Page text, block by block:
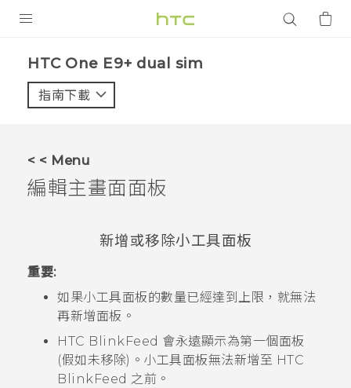
VIVE
支援服務
HTC One E9+ dual sim‎
指南下載
< < Menu
編輯主畫面面板
新增或移除小工具面板
重要:
如果小工具面板的數量已經達到上限，就無法
再新增面板。
HTC BlinkFeed 會永遠顯示為第一個面板
(假如未移除)。小工具面板無法新增至 HTC
BlinkFeed 之前。